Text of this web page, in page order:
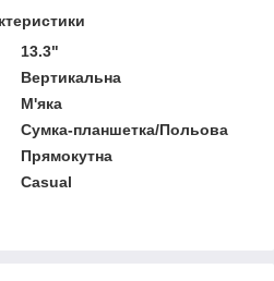
13.3"
Вертикальна
М'яка
Сумка-планшетка/Польова
Прямокутна
Casual